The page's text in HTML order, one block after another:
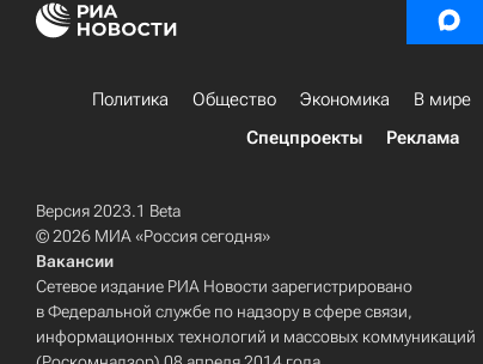
Политика Общество Экономика В мире
Спецпроекты
Реклама
Версия 2023.1 Beta
© 2026 МИА «Россия сегодня»
Вакансии
Сетевое издание РИА Новости зарегистрировано
в Федеральной службе по надзору в сфере связи,
информационных технологий и массовых коммуникаций